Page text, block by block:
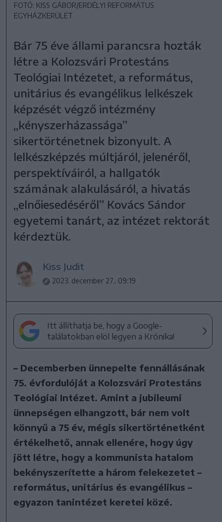
FOTÓ: KISS GÁBOR/ERDÉLYI REFORMÁTUS
EGYHÁZKERÜLET
Bár 75 éve állami parancsra hozták
létre a Kolozsvári Protestáns
Teológiai Intézetet, a református,
unitárius és evangélikus lelkészek
képzését végző intézmény
„kényszerházassága”
sikertörténetnek bizonyult. A
lelkészképzés múltjáról, jelenéről,
perspektíváiról, a hallgatók
számának alakulásáról, a hivatás
„elnőiesedéséről” Kovács Sándor
egyetemi tanárt, az intézet rektorát
kérdeztük.
Kiss Judit
2023. december 27., 09:19
Itt állíthatja be, hogy a Google-
találatokban elöl legyen a Krónika!
– Decemberben ünnepelte fennállásának
75. évfordulóját a Kolozsvári Protestáns
Teológiai Intézet. Amint a jubileumi
ünnepségen elhangzott, bár nem volt
könnyű a 75 év, mégis sikertörténetként
értékelhető, annak ellenére, hogy úgy
jött létre, hogy a kommunista hatalom
bekényszerítette a három felekezetet –
református, unitárius és evangélikus –
egyazon tanintézet keretei közé.